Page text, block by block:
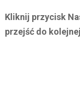
Kliknij przycisk
przejść do